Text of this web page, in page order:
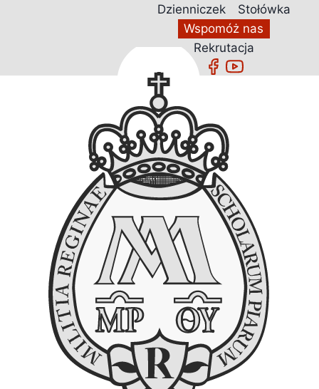
Dzienniczek
Stołówka
Wspomóż nas
Rekrutacja